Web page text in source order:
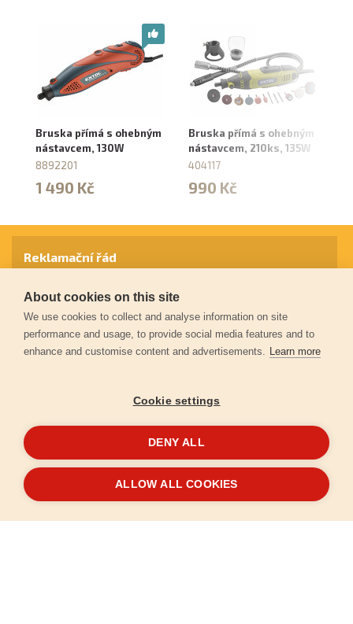
Bruska přímá s ohebným
nástavcem, 130W
8892201
1 490 Kč
Bruska přímá s ohebným
nástavcem, 210ks, 135W
404117
990 Kč
© 2026Extol.cz- Všechna práva vyhrazena
Reklamační řád
Záruční podmínky
Ochrana osobních údajů
VytvořiloFEO
About cookies on this site
We use cookies to collect and analyse information on site
performance and usage, to provide social media features and to
enhance and customise content and advertisements. Learn more
Cookie settings
DENY ALL
ALLOW ALL COOKIES